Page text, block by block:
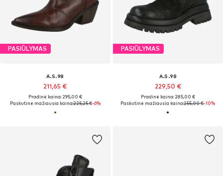
PASIŪLYMAS
A.S.98
211,65 €
Pradinė kaina: 295,00 €
Paskutinė mažiausia kaina:225,25 €-6%
PASIŪLYMAS
A.S.98
229,50 €
Pradinė kaina: 285,00 €
Paskutinė mažiausia kaina:255,00 €-10%